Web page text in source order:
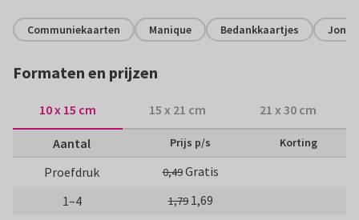
Communiekaarten Manique Bedankkaartjes
Formaten en prijzen
10 x 15 cm 15 x 21 cm 21 x 30 cm
Aantal Prijs p/s Korting
Proefdruk 0,49Gratis
1–4
1,79 1,69